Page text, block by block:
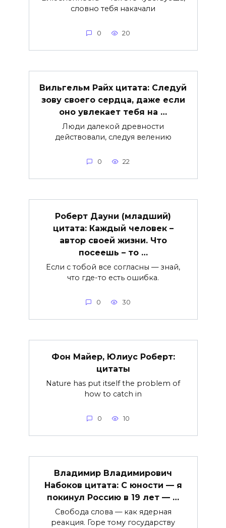
словно тебя накачали
0 20
Вильгельм Райх цитата: Следуй
зову своего сердца, даже если
оно увлекает тебя на …
Люди далекой древности
действовали, следуя велению
0 22
Роберт Дауни (младший)
цитата: Каждый человек –
автор своей жизни. Что
посеешь – то …
Если с тобой все согласны — знай,
что где-то есть ошибка.
0 30
Фон Майер, Юлиус Роберт:
цитаты
Nature has put itself the problem of
how to catch in
0 10
Владимир Владимирович
Набоков цитата: С юности — я
покинул Россию в 19 лет — …
Свобода слова — как ядерная
реакция. Горе тому государству